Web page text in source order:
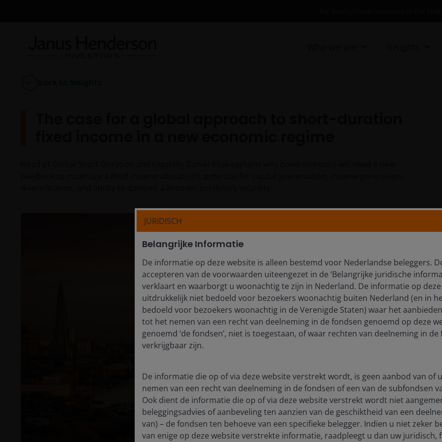
JURIDISCH
Belangrijke Informatie
De informatie op deze website is alleen bestemd voor Nederlandse beleggers.
accepteren van de voorwaarden uiteengezet in de ‘Belangrijke juridische
verklaart en waarborgt u woonachtig te zijn in Nederland. De informatie op
uitdrukkelijk niet bedoeld voor bezoekers woonachtig buiten Nederland (en in
bedoeld voor bezoekers woonachtig in de Verenigde Staten) waar het
tot het nemen van een recht van deelneming in de fondsen genoemd op deze
genoemd ‘de fondsen’, niet is toegestaan, of waar rechten van deelneming in
verkrijgbaar zijn.
De informatie die op of via deze website verstrekt wordt, is geen aanbod van of
nemen van een recht van deelneming in de fondsen of een van de subfondsen
Ook dient de informatie die op of via deze website verstrekt wordt niet
beleggingsadvies of aanbeveling ten aanzien van de geschiktheid van een
van) – de fondsen ten behoeve van een specifieke belegger. Indien u niet zeker
van enige op deze website verstrekte informatie, raadpleegt u dan uw juridisch,